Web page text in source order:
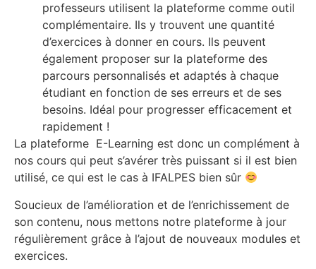
professeurs utilisent la plateforme comme outil
complémentaire. Ils y trouvent une quantité
d’exercices à donner en cours. Ils peuvent
également proposer sur la plateforme des
parcours personnalisés et adaptés à chaque
étudiant en fonction de ses erreurs et de ses
besoins. Idéal pour progresser efficacement et
rapidement !
La plateforme E-Learning est donc un complément à
nos cours qui peut s’avérer très puissant si il est bien
utilisé, ce qui est le cas à IFALPES bien sûr
Soucieux de l’amélioration et de l’enrichissement de
son contenu, nous mettons notre plateforme à jour
régulièrement grâce à l’ajout de nouveaux modules et
exercices.